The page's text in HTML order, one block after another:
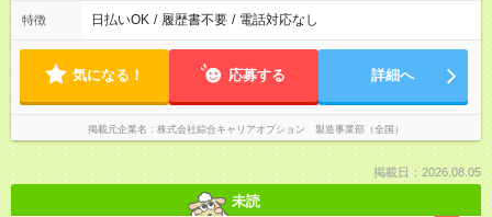
特徴 日払いOK / 履歴書不要 / 電話対応なし
気になる！ 応募する 詳細へ
掲載元企業名 株式会社綜合キャリアオプション 製造事業部（全国）
掲載日：2026.08.05
未読